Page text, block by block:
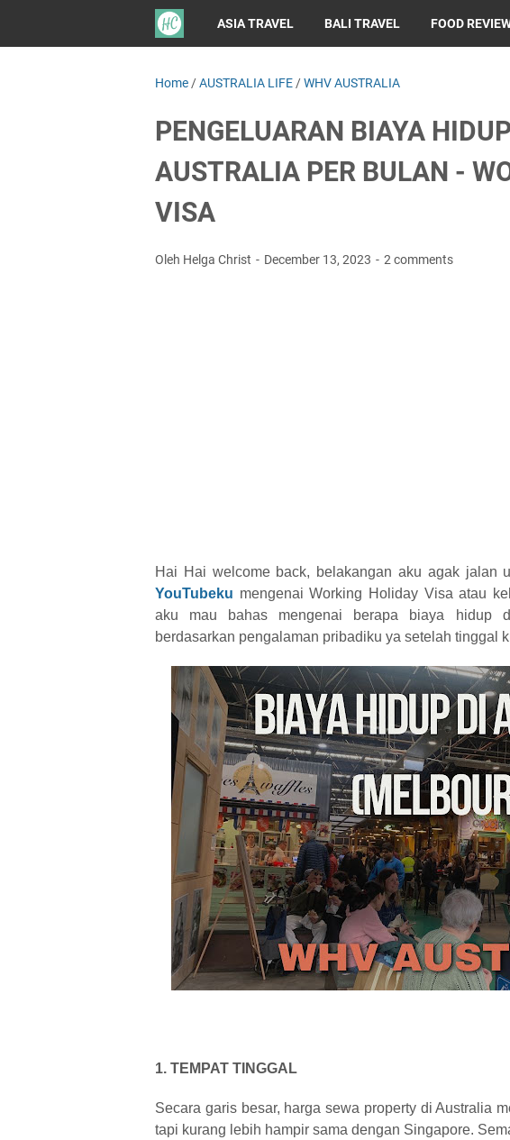
ASIA TRAVEL BALI TRAVEL FOOD
Home /AUSTRALIA LIFE /WHV AUSTRALIA
PENGELUARAN BIAYA
AUSTRALIA PER BULAN -
VISA
Oleh Helga Christ December 13, 2023 2 comments
Hai Hai welcome back, belakangan aku agak jalan
YouTubeku mengenai Working Holiday Visa atau
aku mau bahas mengenai berapa biaya hidup
berdasarkan pengalaman pribadiku ya setelah tinggal
1. TEMPAT TINGGAL
Secara garis besar, harga sewa property di Australia
tapi kurang lebih hampir sama dengan Singapore.